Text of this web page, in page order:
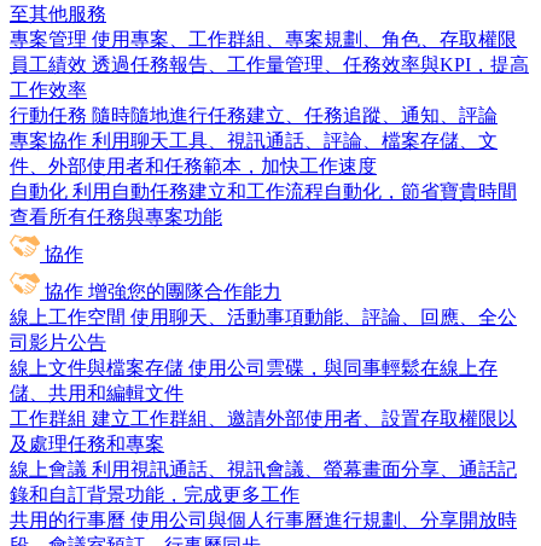
至其他服務
專案管理 使用專案、工作群組、專案規劃、角色、存取權限
員工績效 透過任務報告、工作量管理、任務效率與KPI，提高
工作效率
行動任務 隨時隨地進行任務建立、任務追蹤、通知、評論
專案協作 利用聊天工具、視訊通話、評論、檔案存儲、文
件、外部使用者和任務範本，加快工作速度
自動化 利用自動任務建立和工作流程自動化，節省寶貴時間
查看所有任務與專案功能
協作
協作 增強您的團隊合作能力
線上工作空間 使用聊天、活動事項動能、評論、回應、全公
司影片公告
線上文件與檔案存儲 使用公司雲碟，與同事輕鬆在線上存
儲、共用和編輯文件
工作群組 建立工作群組、邀請外部使用者、設置存取權限以
及處理任務和專案
線上會議 利用視訊通話、視訊會議、螢幕畫面分享、通話記
錄和自訂背景功能，完成更多工作
共用的行事曆 使用公司與個人行事曆進行規劃、分享開放時